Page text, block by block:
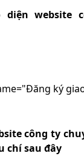
website
ký
công ty
chí sau đây